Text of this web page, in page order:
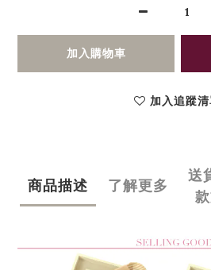
加入購物車
加入追蹤
商品描述 了解更多
送